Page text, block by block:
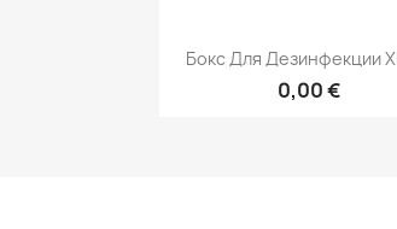
Быстрый
Бокс Для Дезинфекции
0,00 €